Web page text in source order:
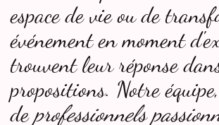
espace de vie ou de
événement en moment
trouvent leur réponse
propositions. Notre
deprofessionnels